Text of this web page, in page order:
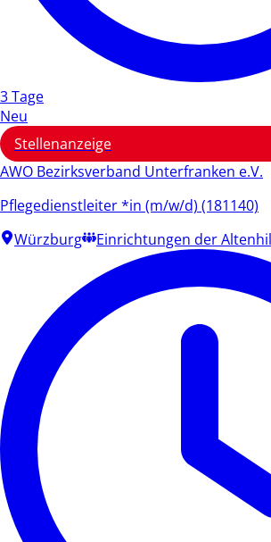
3 Tage
Neu
Stellenanzeige
AWO Bezirksverband Unterfranken e.V.
Pflegedienstleiter *in (m/w/d) (181140)
Würzburg
Einrichtungen der